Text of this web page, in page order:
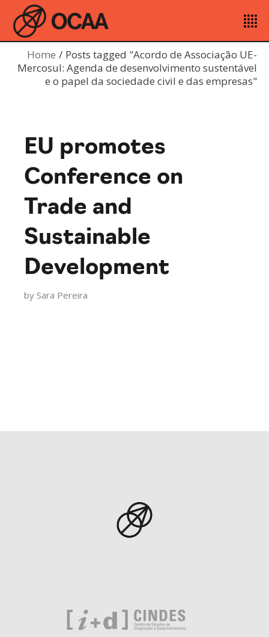
Home
Posts tagged "Acordo de Associação UE-
Mercosul: Agenda de desenvolvimento sustentável
e o papel da sociedade civil e das empresas"
EU promotes
Conference on
Trade and
Sustainable
Development
by Sara Pereira